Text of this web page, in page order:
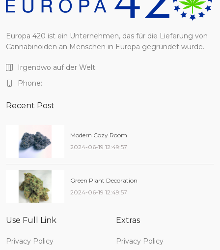
Europa 420 ist ein Unternehmen, das für die Lieferung von
Cannabinoiden an Menschen in Europa gegründet wurde.
Irgendwo auf der Welt
Phone:
Recent Post
Modern Cozy Room
2024-06-19 12:49:57
Green Plant Decoration
2024-06-19 12:49:57
Use Full Link
Privacy Policy
Extras
Privacy Policy